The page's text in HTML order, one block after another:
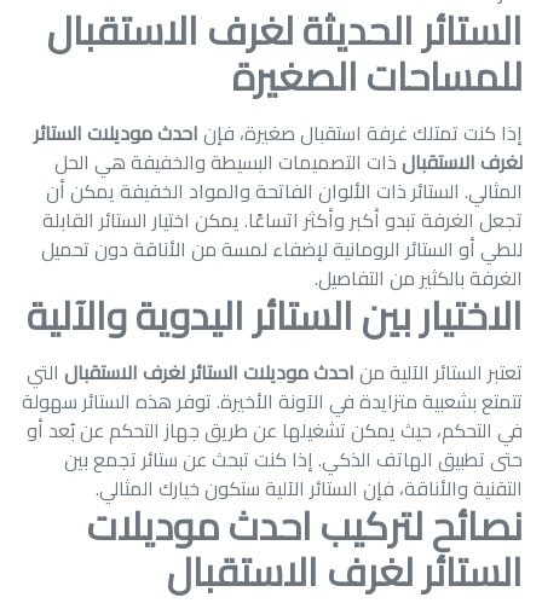
الستائر الحديثة لغرف الاستقبال
للمساحات الصغيرة
إذا كنت تمتلك غرفة استقبال صغيرة، فإناحدث موديلات الستائر
لغرف الاستقبالذات التصميمات البسيطة والخفيفة هي الحل
المثالي. الستائر ذات الألوان الفاتحة والمواد الخفيفة يمكن أن
تجعل الغرفة تبدو أكبر وأكثر اتساعًا. يمكن اختيار الستائر القابلة
للطي أو الستائر الرومانية لإضفاء لمسة من الأناقة دون تحميل
الغرفة بالكثير من التفاصيل.
الاختيار بين الستائر اليدوية والآلية
تعتبر الستائر الآلية مناحدث موديلات الستائر لغرف الاستقبال التي
تتمتع بشعبية متزايدة في الآونة الأخيرة. توفر هذه الستائر سهولة
في التحكم، حيث يمكن تشغيلها عن طريق جهاز التحكم عن بُعد أو
حتى تطبيق الهاتف الذكي. إذا كنت تبحث عن ستائر تجمع بين
التقنية والأناقة، فإن الستائر الآلية ستكون خيارك المثالي.
نصائح لتركيب احدث موديلات
الستائر لغرف الاستقبال